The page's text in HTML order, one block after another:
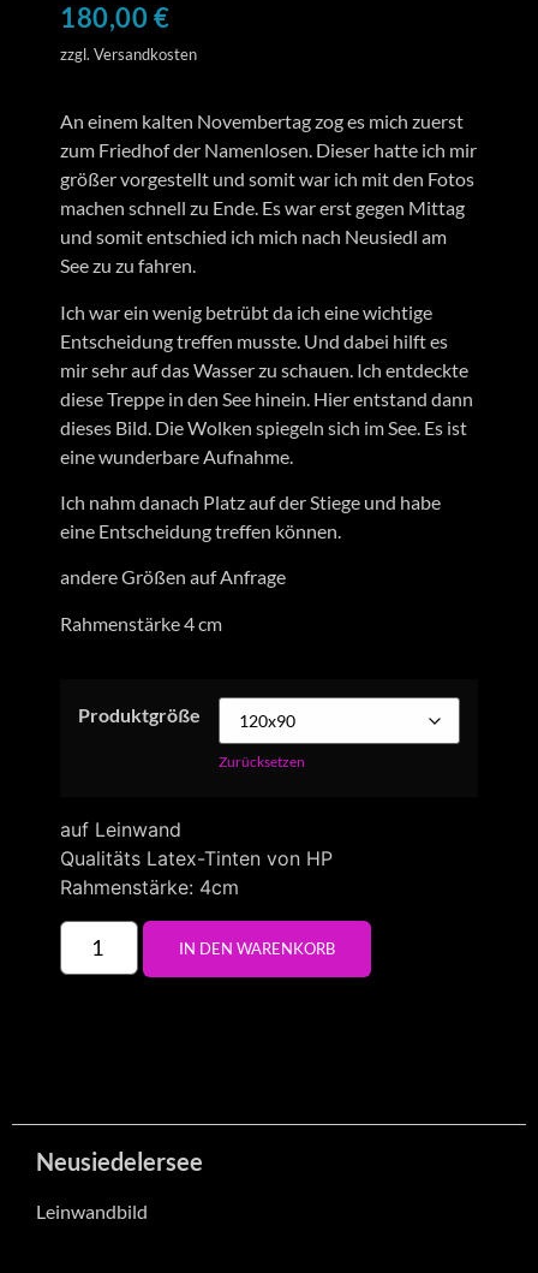
180,00€
zzgl. Versandkosten
An einem kalten Novembertag zog es mich zuerst
zum Friedhof der Namenlosen. Dieser hatte ich mir
größer vorgestellt und somit war ich mit den Fotos
machen schnell zu Ende. Es war erst gegen Mittag
und somit entschied ich mich nach Neusiedl am
See zu zu fahren.
Ich war ein wenig betrübt da ich eine wichtige
Entscheidung treffen musste. Und dabei hilft es
mir sehr auf das Wasser zu schauen. Ich entdeckte
diese Treppe in den See hinein. Hier entstand dann
dieses Bild. Die Wolken spiegeln sich im See. Es ist
eine wunderbare Aufnahme.
Ich nahm danach Platz auf der Stiege und habe
eine Entscheidung treffen können.
andere Größen auf Anfrage
Rahmenstärke 4 cm
Produktgröße
Zurücksetzen
auf Leinwand
Qualitäts Latex-Tinten von HP
Rahmenstärke: 4cm
IN DEN WARENKORB
Neusiedelersee
Leinwandbild